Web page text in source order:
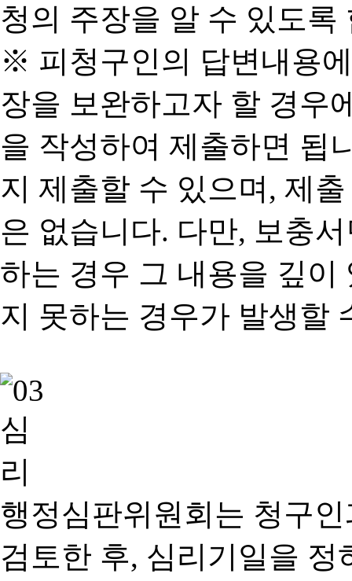
청의 주장을 알 수 있도록
※ 피청구인의 답변내용
장을 보완하고자 할 경우
을 작성하여 제출하면 됩
지 제출할 수 있으며, 제
은 없습니다. 다만, 보충
하는 경우 그 내용을 깊이
지 못하는 경우가 발생할
행정심판위원회는 청구
검토한 후, 심리기일을 정